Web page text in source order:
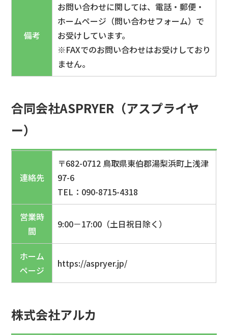
備考
お問い合わせに関しては、電話・郵便・
ホームページ（問い合わせフォーム）で
お受けしています。
※FAXでのお問い合わせはお受けしており
ません。
合同会社ASPRYER（アスプライヤ
ー）
連絡先
〒682-0712 鳥取県東伯郡湯梨浜町上浅津
97-6
TEL：090-8715-4318
営業時
間
9:00－17:00（土日祝日除く）
ホーム
ページ
https://aspryer.jp/
株式会社アルカ